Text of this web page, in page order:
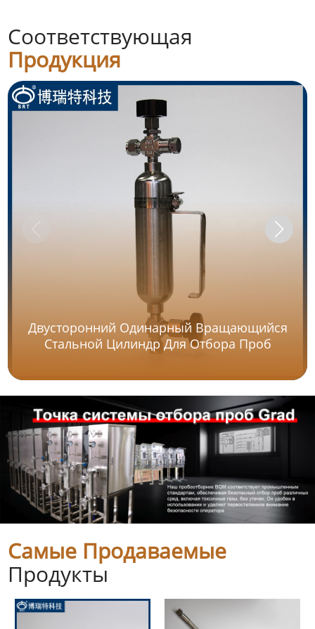
Соответствующая
Продукция
Двусторонний Одинарный Вращающийся
Стальной Цилиндр Для Отбора Проб
Самые Продаваемые
Продукты